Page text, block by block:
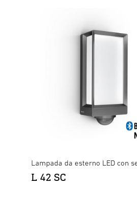
Lampada da esterno LED con
L 42 SC